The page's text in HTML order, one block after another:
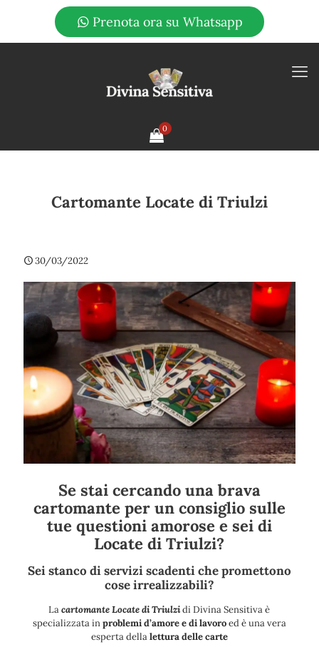
Prenota ora su Whatsapp
0
Cartomante Locate di Triulzi
30/03/2022
Se stai cercando una brava
cartomante per un consiglio sulle
tue questioni amorose e sei di
Locate di Triulzi?
Sei stanco di servizi scadenti che promettono
cose irrealizzabili?
Lacartomante Locate di Triulzidi Divina Sensitiva è
specializzata inproblemi d’amore e di lavoroed è una vera
esperta dellalettura delle carte